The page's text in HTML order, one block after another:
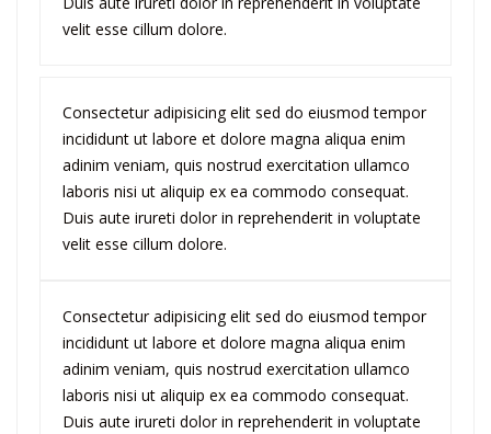
velit esse cillum dolore.
Consectetur adipisicing elit sed do eiusmod tempor
incididunt ut labore et dolore magna aliqua enim
adinim veniam, quis nostrud exercitation ullamco
laboris nisi ut aliquip ex ea commodo consequat.
Duis aute irureti dolor in reprehenderit in voluptate
velit esse cillum dolore.
Consectetur adipisicing elit sed do eiusmod tempor
incididunt ut labore et dolore magna aliqua enim
adinim veniam, quis nostrud exercitation ullamco
laboris nisi ut aliquip ex ea commodo consequat.
Duis aute irureti dolor in reprehenderit in voluptate